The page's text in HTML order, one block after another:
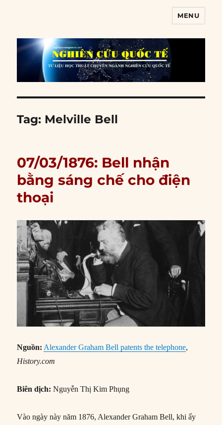
MENU
Tag: Melville Bell
07/03/1876: Bell nhận
bằng sáng chế cho điện
thoại
Nguồn: Alexander Graham Bell patents the telephone,
History.com
Biên dịch: Nguyễn Thị Kim Phụng
Vào ngày này năm 1876, Alexander Graham Bell, khi ấy